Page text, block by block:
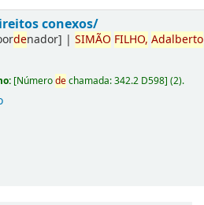
conexos/
denador] |SIMÃO FILHO, Adalberto
[Númerodechamada:342.2 D598](2).